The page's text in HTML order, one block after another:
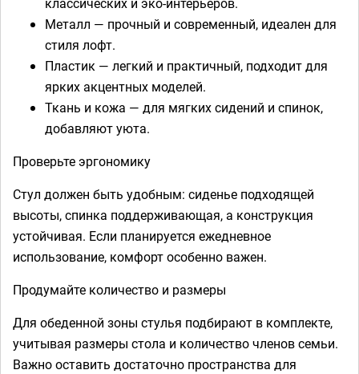
Металл — прочный и современный, идеален для
стиля лофт.
Пластик — легкий и практичный, подходит для
ярких акцентных моделей.
Ткань и кожа — для мягких сидений и спинок,
добавляют уюта.
Проверьте эргономику
Стул должен быть удобным: сиденье подходящей
высоты, спинка поддерживающая, а конструкция
устойчивая. Если планируется ежедневное
использование, комфорт особенно важен.
Продумайте количество и размеры
Для обеденной зоны стулья подбирают в комплекте,
учитывая размеры стола и количество членов семьи.
Важно оставить достаточно пространства для